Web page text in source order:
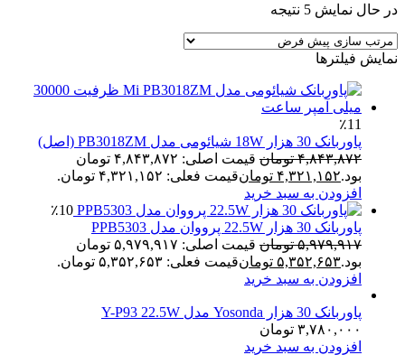
در حال نمایش 5 نتیجه
نمایش فیلترها
٪11
پاوربانک 30 هزار 18W شیائومی مدل PB3018ZM (اصل)
۴,۸۴۳,۸۷۲ تومان
قیمت اصلی: ۴,۸۴۳,۸۷۲ تومان
بود.۴,۳۲۱,۱۵۲ تومانقیمت فعلی: ۴,۳۲۱,۱۵۲ تومان.
افزودن به سبد خرید
٪10
پاوربانک 30 هزار 22.5W پرووان مدل PPB5303
۵,۹۷۹,۹۱۷ تومان
قیمت اصلی: ۵,۹۷۹,۹۱۷ تومان
بود.۵,۳۵۲,۶۵۳ تومانقیمت فعلی: ۵,۳۵۲,۶۵۳ تومان.
افزودن به سبد خرید
پاوربانک 30 هزار Yosonda مدل Y-P93 22.5W
۳,۷۸۰,۰۰۰ تومان
افزودن به سبد خرید